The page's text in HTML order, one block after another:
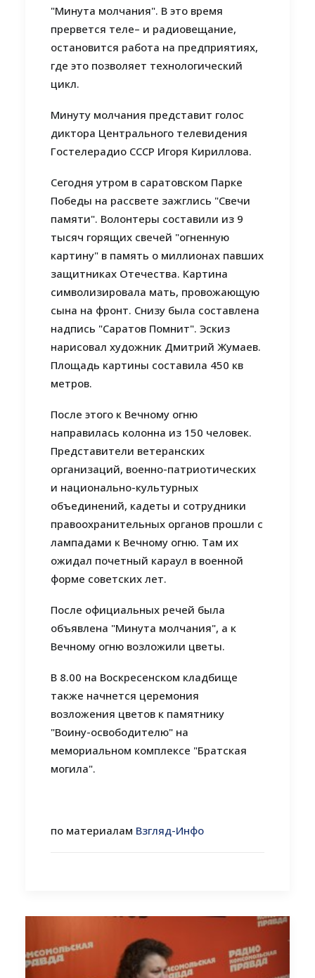
"Минута молчания". В это время
прервется теле– и радиовещание,
остановится работа на предприятиях,
где это позволяет технологический
цикл.
Минуту молчания представит голос
диктора Центрального телевидения
Гостелерадио СССР Игоря Кириллова.
Сегодня утром в саратовском Парке
Победы на рассвете зажглись "Свечи
памяти". Волонтеры составили из 9
тысяч горящих свечей "огненную
картину" в память о миллионах павших
защитниках Отечества. Картина
символизировала мать, провожающую
сына на фронт. Снизу была составлена
надпись "Саратов Помнит". Эскиз
нарисовал художник Дмитрий Жумаев.
Площадь картины составила 450 кв
метров.
После этого к Вечному огню
направилась колонна из 150 человек.
Представители ветеранских
организаций, военно-патриотических
и национально-культурных
объединений, кадеты и сотрудники
правоохранительных органов прошли с
лампадами к Вечному огню. Там их
ожидал почетный караул в военной
форме советских лет.
После официальных речей была
объявлена "Минута молчания", а к
Вечному огню возложили цветы.
В 8.00 на Воскресенском кладбище
также начнется церемония
возложения цветов к памятнику
"Воину-освободителю" на
мемориальном комплексе "Братская
могила".
по материалам Взгляд-Инфо